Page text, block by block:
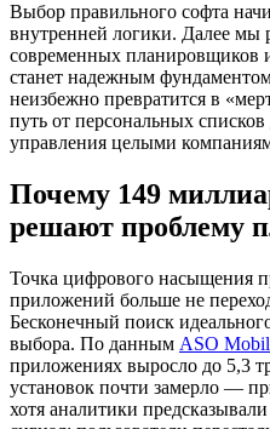
Выбор правильного софта
внутренней логики. Далее мы
современных планировщиков
станет надежным
неизбежно превратится в
путь от персональных
управления целыми
Почему 149
решают проблему
Точка цифрового насыщения
приложений больше не
Бесконечный поиск
выбора. По данным ASO
приложениях выросло до 5,3
установок почти замерло —
хотя аналитики